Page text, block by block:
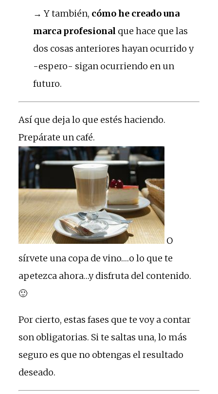
→ Y también, cómo he creado una
marca profesional que hace que las
dos cosas anteriores hayan ocurrido y
-espero- sigan ocurriendo en un
futuro.
Así que deja lo que estés haciendo.
Prepárate un café.
O
sírvete una copa de vino….o lo que te
apetezca ahora…y disfruta del contenido.
🙂
Por cierto, estas fases que te voy a contar
son obligatorias. Si te saltas una, lo más
seguro es que no obtengas el resultado
deseado.